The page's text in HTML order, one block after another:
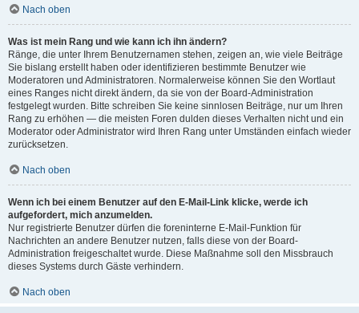
Nach oben
Was ist mein Rang und wie kann ich ihn ändern?
Ränge, die unter Ihrem Benutzernamen stehen, zeigen an, wie viele Beiträge
Sie bislang erstellt haben oder identifizieren bestimmte Benutzer wie
Moderatoren und Administratoren. Normalerweise können Sie den Wortlaut
eines Ranges nicht direkt ändern, da sie von der Board-Administration
festgelegt wurden. Bitte schreiben Sie keine sinnlosen Beiträge, nur um Ihren
Rang zu erhöhen — die meisten Foren dulden dieses Verhalten nicht und ein
Moderator oder Administrator wird Ihren Rang unter Umständen einfach wieder
zurücksetzen.
Nach oben
Wenn ich bei einem Benutzer auf den E-Mail-Link klicke, werde ich
aufgefordert, mich anzumelden.
Nur registrierte Benutzer dürfen die foreninterne E-Mail-Funktion für
Nachrichten an andere Benutzer nutzen, falls diese von der Board-
Administration freigeschaltet wurde. Diese Maßnahme soll den Missbrauch
dieses Systems durch Gäste verhindern.
Nach oben